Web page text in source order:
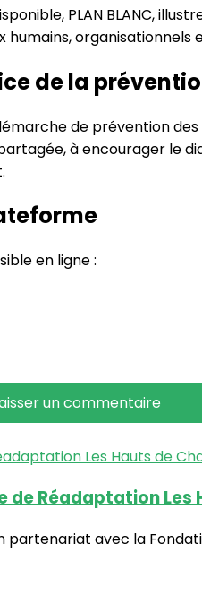
PLAN BLANC,
humains, organisationnels
de la
démarche de prévention
à encourager le
en ligne :
un commentaire
Réadaptation Les
partenariat avec la